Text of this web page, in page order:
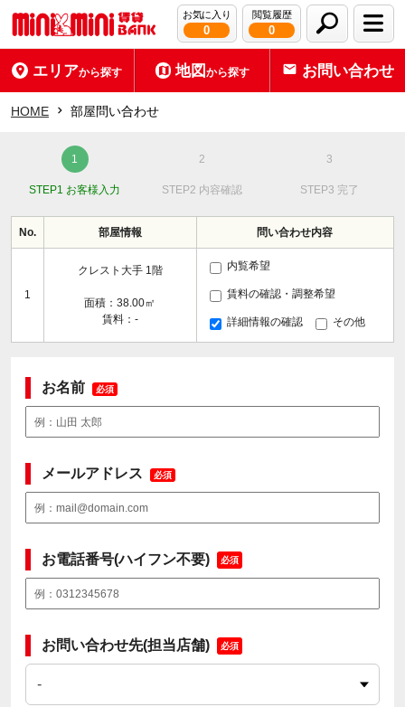
お気に入り
0
閲覧履歴
0
エリアから探す 地図から探す お問い合わせ
HOME 部屋問い合わせ
STEP1 お客様入力 STEP2 内容確認 STEP3 完了
No. 部屋情報 問い合わせ内容
1
クレスト大手 1階
面積：38.00㎡
賃料：-
内覧希望
賃料の確認・調整希望
詳細情報の確認 その他
お名前 必須
メールアドレス 必須
お電話番号(ハイフン不要) 必須
お問い合わせ先(担当店舗) 必須